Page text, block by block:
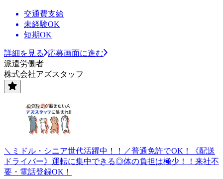
交通費支給
未経験OK
短期OK
詳細を見る
応募画面に進む
派遣労働者
株式会社アズスタッフ
＼ミドル・シニア世代活躍中！！／普通免許でOK！《配送
ドライバー》運転に集中できる◎体の負担は極少！！来社不
要・電話登録OK！